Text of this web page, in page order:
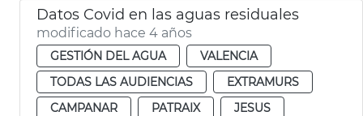
Datos Covid en las aguas residuales
modificado hace 4 años
GESTIÓN DEL AGUA
VALENCIA
TODAS LAS AUDIENCIAS
EXTRAMURS
CAMPANAR
PATRAIX
JESUS